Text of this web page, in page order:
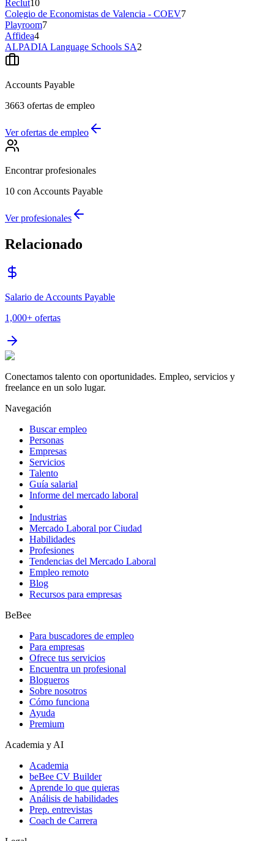
Reclut10
Colegio de Economistas de Valencia - COEV7
Playroom7
Affidea4
ALPADIA Language Schools SA2
Accounts Payable
3663 ofertas de empleo
Ver ofertas de empleo
Encontrar profesionales
10 con Accounts Payable
Ver profesionales
Relacionado
Salario de Accounts Payable
1,000+ ofertas
Conectamos talento con oportunidades. Empleo, servicios y
freelance en un solo lugar.
Navegación
Buscar empleo
Personas
Empresas
Servicios
Talento
Guía salarial
Informe del mercado laboral
Industrias
Mercado Laboral por Ciudad
Habilidades
Profesiones
Tendencias del Mercado Laboral
Empleo remoto
Blog
Recursos para empresas
BeBee
Para buscadores de empleo
Para empresas
Ofrece tus servicios
Encuentra un profesional
Blogueros
Sobre nosotros
Cómo funciona
Ayuda
Premium
Academia y AI
Academia
beBee CV Builder
Aprende lo que quieras
Análisis de habilidades
Prep. entrevistas
Coach de Carrera